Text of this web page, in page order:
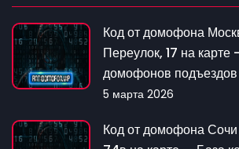
Код от домофона
Переулок, 17 на карте
домофонов
5 марта 2026
Код от домофона